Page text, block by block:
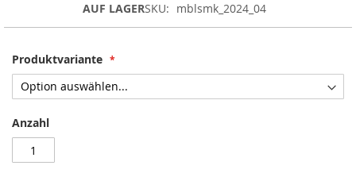
AUF LAGERSKU mblsmk_2024_04
Produktvariante
Anzahl